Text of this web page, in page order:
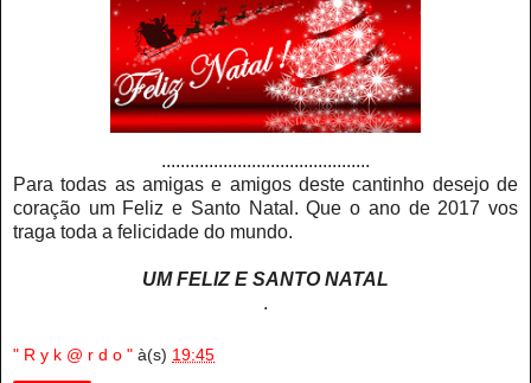
............................................
Para todas as amigas e amigos deste cantinho desejo de
coração um Feliz e Santo Natal. Que o ano de 2017 vos
traga toda a felicidade do mundo.
UM FELIZ E SANTO NATAL
.
" R y k @ r d o " à(s) 19:45